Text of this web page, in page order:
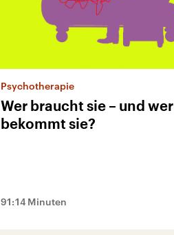
Psychotherapie
Wer braucht sie – und wer
bekommt sie?
91:14 Minuten